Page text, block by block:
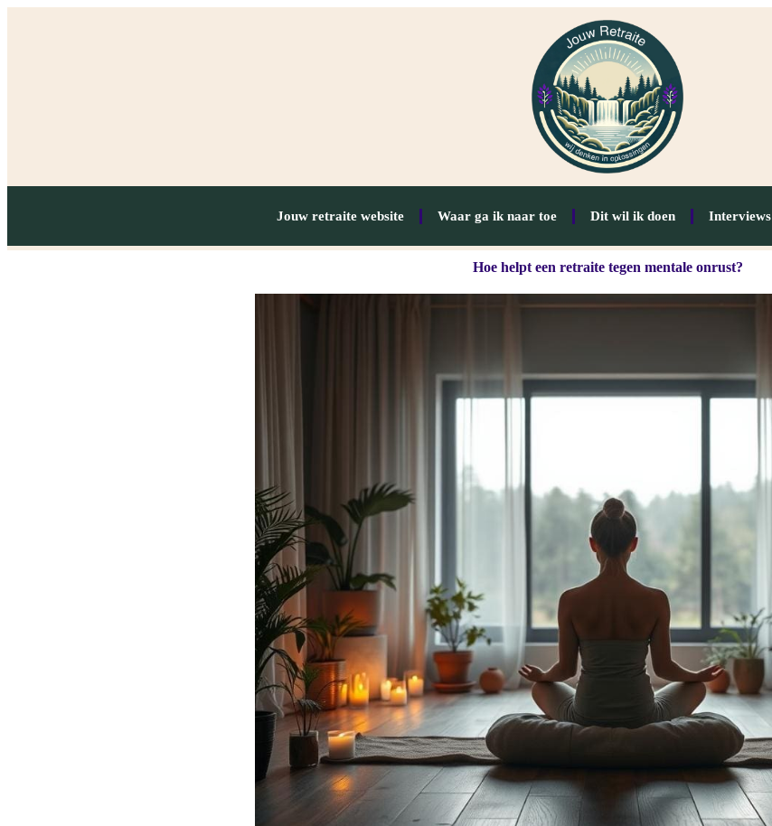
Jouw retraite website Waar ga ik naar toe Dit wil ik doen Interviews
Hoe helpt een retraite tegen mentale onrust?